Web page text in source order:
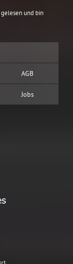
gelesen und bin
AGB
Jobs